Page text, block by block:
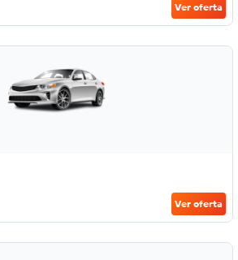
Ver oferta
Ver oferta